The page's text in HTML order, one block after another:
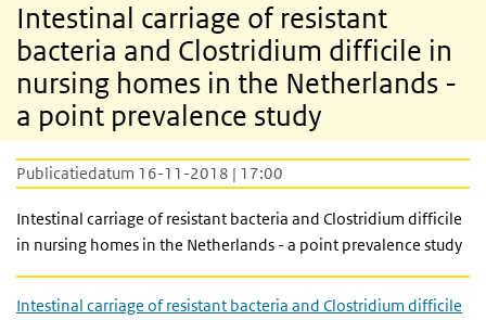
Intestinal carriage of resistant
bacteria and Clostridium difficile in
nursing homes in the Netherlands -
a point prevalence study
Publicatiedatum 16-11-2018 | 17:00
Intestinal carriage of resistant bacteria and Clostridium difficile
in nursing homes in the Netherlands - a point prevalence study
Intestinal carriage of resistant bacteria and Clostridium difficile